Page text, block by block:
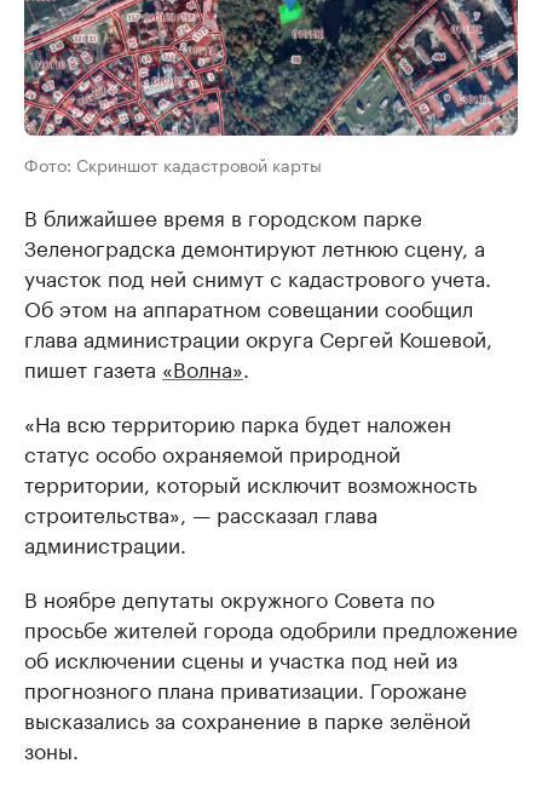
Фото: Скриншот кадастровой карты
В ближайшее время в городском парке
Зеленоградска демонтируют летнюю сцену, а
участок под ней снимут с кадастрового учета.
Об этом на аппаратном совещании сообщил
глава администрации округа Сергей Кошевой,
пишет газета «Волна».
«На всю территорию парка будет наложен
статус особо охраняемой природной
территории, который исключит возможность
строительства», — рассказал глава
администрации.
В ноябре депутаты окружного Совета по
просьбе жителей города одобрили предложение
об исключении сцены и участка под ней из
прогнозного плана приватизации. Горожане
высказались за сохранение в парке зелёной
зоны.